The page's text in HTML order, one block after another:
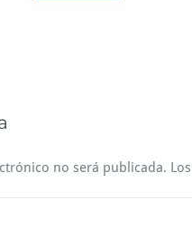
no será publicada.